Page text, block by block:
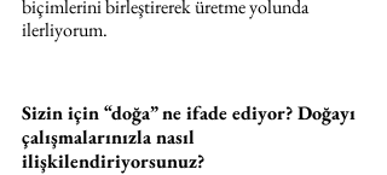
biçimlerini birleştirerek üretme yolunda
ilerliyorum.
Sizin için “doğa” ne ifade ediyor? Doğayı
çalışmalarınızla nasıl
ilişkilendiriyorsunuz?